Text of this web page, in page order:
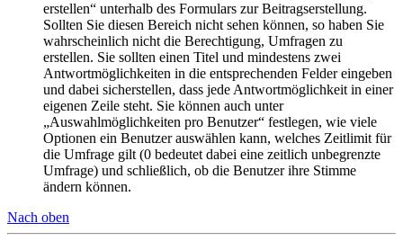
erstellen“ unterhalb des Formulars zur Beitragserstellung.
Sollten Sie diesen Bereich nicht sehen können, so haben Sie
wahrscheinlich nicht die Berechtigung, Umfragen zu
erstellen. Sie sollten einen Titel und mindestens zwei
Antwortmöglichkeiten in die entsprechenden Felder eingeben
und dabei sicherstellen, dass jede Antwortmöglichkeit in einer
eigenen Zeile steht. Sie können auch unter
„Auswahlmöglichkeiten pro Benutzer“ festlegen, wie viele
Optionen ein Benutzer auswählen kann, welches Zeitlimit für
die Umfrage gilt (0 bedeutet dabei eine zeitlich unbegrenzte
Umfrage) und schließlich, ob die Benutzer ihre Stimme
ändern können.
Nach oben